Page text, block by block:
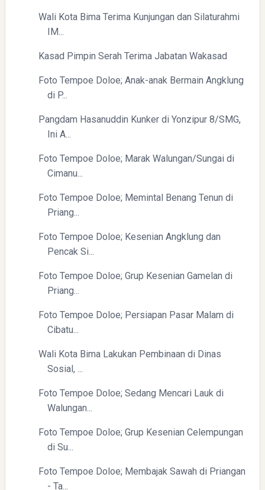
Wali Kota Bima Terima Kunjungan dan Silaturahmi
IM...
Kasad Pimpin Serah Terima Jabatan Wakasad
Foto Tempoe Doloe; Anak-anak Bermain Angklung
di P...
Pangdam Hasanuddin Kunker di Yonzipur 8/SMG,
Ini A...
Foto Tempoe Doloe; Marak Walungan/Sungai di
Cimanu...
Foto Tempoe Doloe; Memintal Benang Tenun di
Priang...
Foto Tempoe Doloe; Kesenian Angklung dan
Pencak Si...
Foto Tempoe Doloe; Grup Kesenian Gamelan di
Priang...
Foto Tempoe Doloe; Persiapan Pasar Malam di
Cibatu...
Wali Kota Bima Lakukan Pembinaan di Dinas
Sosial, ...
Foto Tempoe Doloe; Sedang Mencari Lauk di
Walungan...
Foto Tempoe Doloe; Grup Kesenian Celempungan
di Su...
Foto Tempoe Doloe; Membajak Sawah di Priangan
- Ta...